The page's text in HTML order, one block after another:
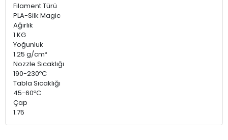
Filament Türü
PLA-Silk Magic
Ağırlık
1 KG
Yoğunluk
1.25 g/cm³
Nozzle Sıcaklığı
190-230ºC
Tabla Sıcaklığı
45-60ºC
Çap
1.75